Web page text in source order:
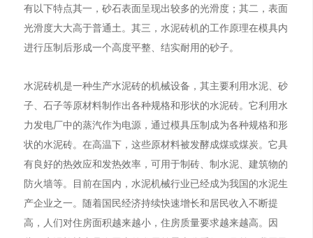
有以下特点其一，砂石表面呈现出较多的光滑度；其二，表面
光滑度大大高于普通土。其三，水泥砖机的工作原理在模具内
进行压制后形成一个高度平整、结实耐用的砂子。
水泥砖机是一种生产水泥砖的机械设备，其主要利用水泥、砂
子、石子等原材料制作出各种规格和形状的水泥砖。它利用水
力发电厂中的蒸汽作为电源，通过模具压制成为各种规格和形
状的水泥砖。在高温下，这些原材料被发酵成煤或煤炭。它具
有良好的热效应和发热效率，可用于制砖、制水泥、建筑物的
防火墙等。目前在国内，水泥机械行业已经成为我国的水泥生
产企业之一。随着国民经济持续快速增长和居民收入不断提
高，人们对住房面积越来越小，住房质量要求越来越高。因